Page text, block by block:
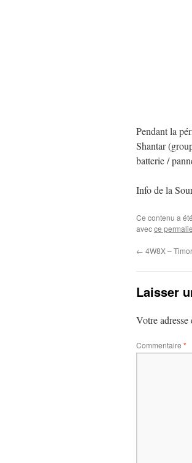
Pendant la
Shantar
batterie /
Info de la
Ce contenu a
avecce
← 4W8X –
Laisser
Votre adresse
Commentaire *